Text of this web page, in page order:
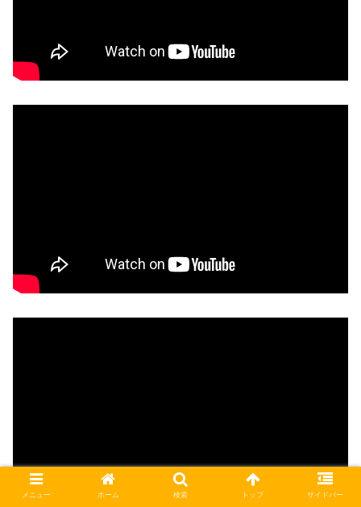
メニュー ホーム 検索 トップ サイドバー